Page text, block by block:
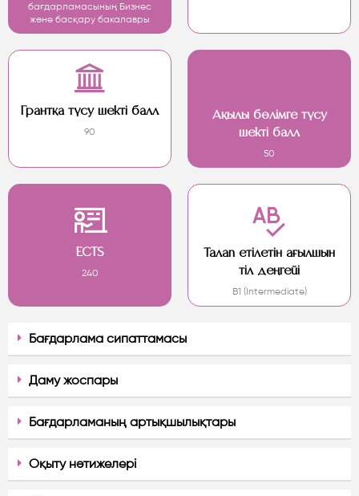
бағдарламасының Бизнес
және басқару бакалавры
Грантқа түсу шекті балл
90
Ақылы бөлімге түсу
шекті балл
50
ECTS
240
Талап етілетін ағылшын
тіл деңгейі
B1 (Intermediate)
Бағдарлама сипаттамасы
Даму жоспары
Бағдарламаның артықшылықтары
Оқыту нәтижелері